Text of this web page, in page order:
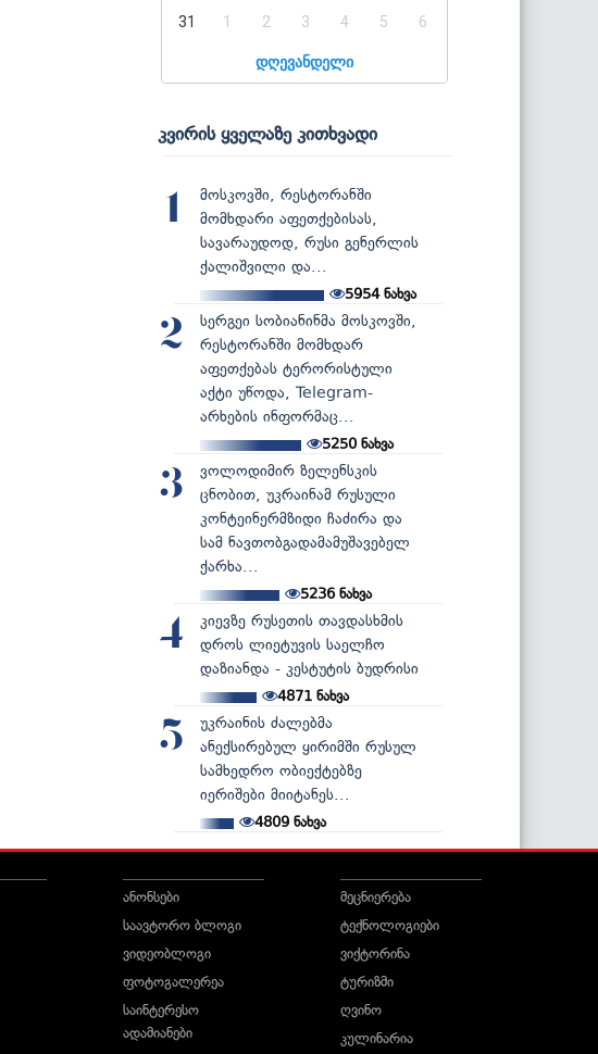
31
1 2 3 4 5 6
დღევანდელი
კვირის ყველაზე კითხვადი
1
მოსკოვში, რესტორანში
მომხდარი აფეთქებისას,
სავარაუდოდ, რუსი გენერლის
ქალიშვილი და...
5954ნახვა
2
სერგეი სობიანინმა მოსკოვში,
რესტორანში მომხდარ
აფეთქებას ტერორისტული
აქტი უწოდა, Telegram-
არხების ინფორმაც...
5250ნახვა
3
ვოლოდიმირ ზელენსკის
ცნობით, უკრაინამ რუსული
კონტეინერმზიდი ჩაძირა და
სამ ნავთობგადამამუშავებელ
ქარხა...
5236ნახვა
4
კიევზე რუსეთის თავდასხმის
დროს ლიეტუვის საელჩო
დაზიანდა - კესტუტის ბუდრისი
4871ნახვა
5
უკრაინის ძალებმა
ანექსირებულ ყირიმში რუსულ
სამხედრო ობიექტებზე
იერიშები მიიტანეს...
4809 ნახვა
ანონსები
საავტორო ბლოგი
ვიდეობლოგი
ფოტოგალერეა
საინტერესო
ადამიანები
მეცნიერება
ტექნოლოგიები
ვიქტორინა
ტურიზმი
ღვინო
კულინარია